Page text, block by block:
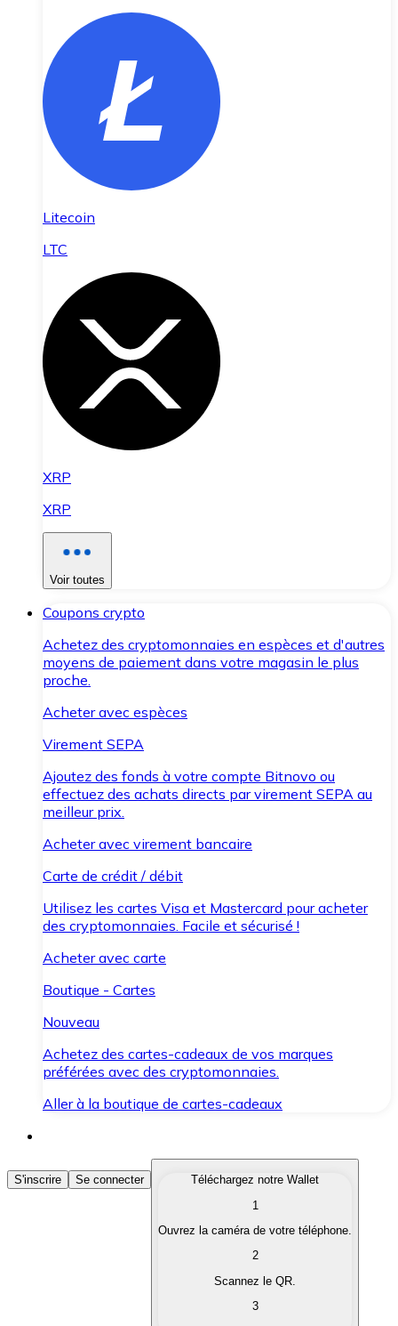
Litecoin
LTC
XRP
XRP
Voir toutes
Coupons crypto
Achetez des cryptomonnaies en espèces et d'autres
moyens de paiement dans votre magasin le plus
proche.
Acheter avec espèces
Virement SEPA
Ajoutez des fonds à votre compte Bitnovo ou
effectuez des achats directs par virement SEPA au
meilleur prix.
Acheter avec virement bancaire
Carte de crédit / débit
Utilisez les cartes Visa et Mastercard pour acheter
des cryptomonnaies. Facile et sécurisé !
Acheter avec carte
Boutique - Cartes
Nouveau
Achetez des cartes-cadeaux de vos marques
préférées avec des cryptomonnaies.
Aller à la boutique de cartes-cadeaux
Acheter des Cryptomonnaies
Achetez les cryptomonnaies qui vous intéressent
Convertissez vos cryptomonnaies en monnaie
S'inscrire Se connecter
Téléchargez notre Wallet
1
Ouvrez la caméra de votre téléphone.
2
Scannez le QR.
3